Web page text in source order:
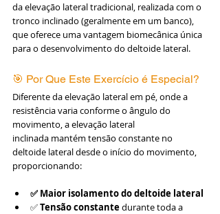
da elevação lateral tradicional, realizada com o
tronco inclinado (geralmente em um banco),
que oferece uma vantagem biomecânica única
para o desenvolvimento do deltoide lateral.
🎯 Por Que Este Exercício é Especial?
Diferente da elevação lateral em pé, onde a
resistência varia conforme o ângulo do
movimento, a elevação lateral
inclinada mantém tensão constante no
deltoide lateral desde o início do movimento,
proporcionando:
✅ Maior isolamento do deltoide lateral
✅ Tensão constante durante toda a